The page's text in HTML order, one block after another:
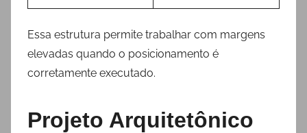
Essa estrutura permite trabalhar com margens
elevadas quando o posicionamento é
corretamente executado.
Projeto Arquitetônico